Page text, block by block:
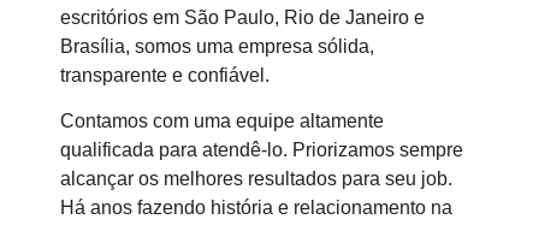
escritórios em São Paulo, Rio de Janeiro e
Brasília, somos uma empresa sólida,
transparente e confiável.
Contamos com uma equipe altamente
qualificada para atendê-lo. Priorizamos sempre
alcançar os melhores resultados para seu job.
Há anos fazendo história e relacionamento na